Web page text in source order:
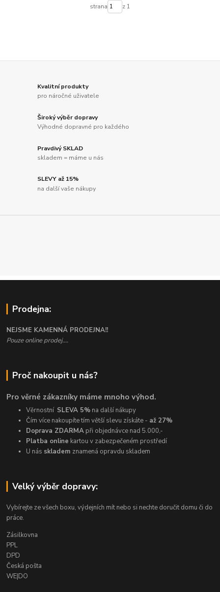
strana z 1
Kvalitní produkty
pro náročné uživatele
Široký výběr dopravy
Výhodné dopravné pro každého
Pravdivý SKLAD
skladem = máme u nás
SLEVY až 15%
na další vaše nákupy
Prodejna:
NEJSME KAMENNÁ PRODEJNA!!
Pouze online prodej....
Proč nakoupit u nás?
Pro věrné zákazníky máme mnoho výhod.
Věrnostní SLEVA 5% na další nákupy
Čím více nakoupíte tím větší slevu získáte - až 27%
Doprava ZDARMA při objednávce nad 5.000,-
Platba online kartou v zabezpečeném prostředí
U nás skladem znamená opravdu skladem
Velký výběr dopravy:
Vybírejte ze všech boxu, výdejních mít nebo si nechte doručit domu či do
práce.
Zásilkovna
PPL
DPD
Česká pošta
WE|DO